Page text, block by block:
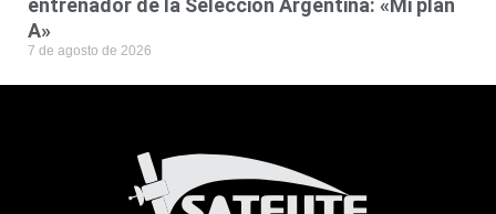
A»
7 de agosto de 2026